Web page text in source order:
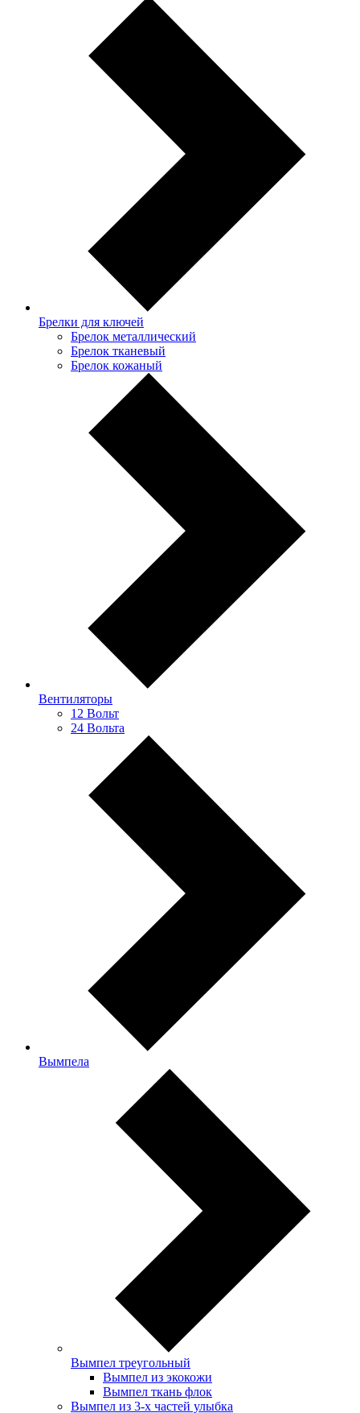
Брелки для ключей
Брелок металлический
Брелок тканевый
Брелок кожаный
Вентиляторы
12 Вольт
24 Вольта
Вымпела
Вымпел треугольный
Вымпел из экокожи
Вымпел ткань флок
Вымпел из 3-х частей улыбка